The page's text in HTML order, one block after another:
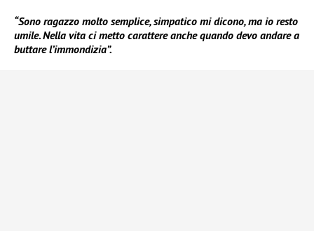
“Sono ragazzo molto semplice, simpatico mi dicono, ma io resto
umile. Nella vita ci metto carattere anche quando devo andare a
buttare l’immondizia”.